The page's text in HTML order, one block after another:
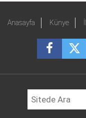
Anasayfa Künye